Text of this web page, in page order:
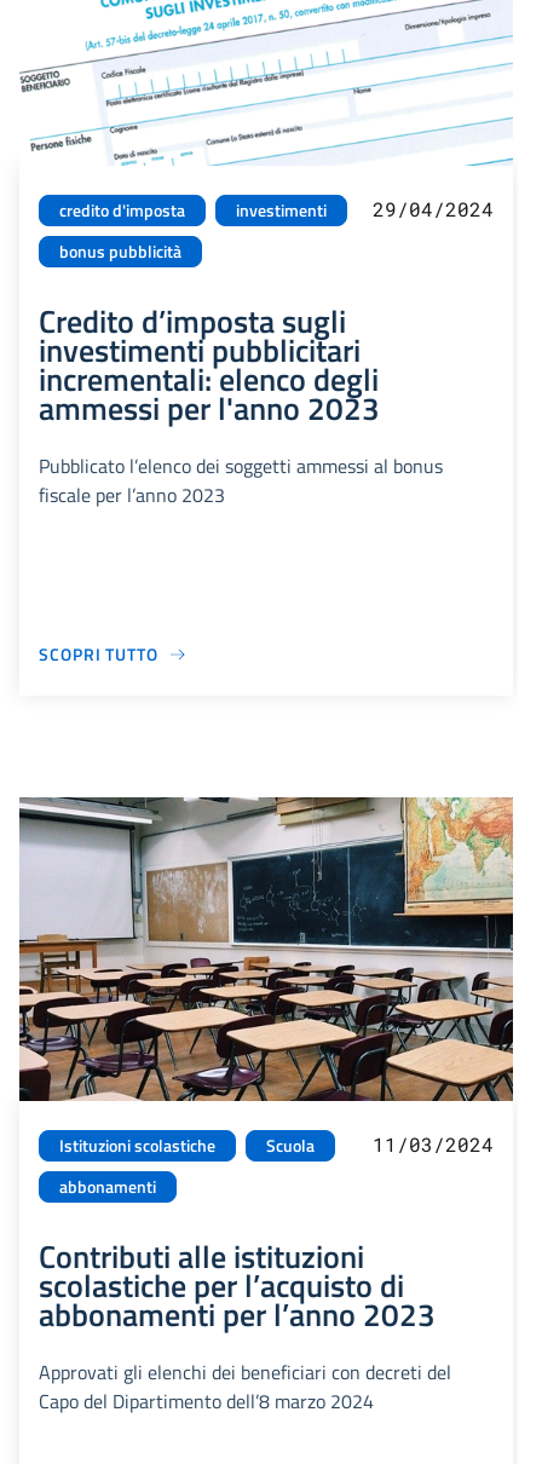
credito d'imposta
investimenti
bonus pubblicità
29/04/2024
Credito d’imposta sugli
investimenti pubblicitari
incrementali: elenco degli
ammessi per l'anno 2023
Pubblicato l’elenco dei soggetti ammessi al bonus
fiscale per l’anno 2023
SCOPRI TUTTO
Istituzioni scolastiche
Scuola
abbonamenti
11/03/2024
Contributi alle istituzioni
scolastiche per l’acquisto di
abbonamenti per l’anno 2023
Approvati gli elenchi dei beneficiari con decreti del
Capo del Dipartimento dell’8 marzo 2024